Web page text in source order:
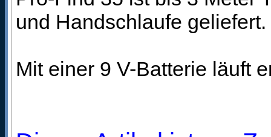
und Handschlaufe geliefert.
Mit einer 9 V-Batterie läuft